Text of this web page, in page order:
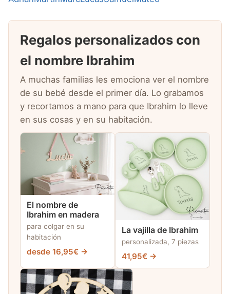
Regalos personalizados con
el nombre Ibrahim
A muchas familias les emociona ver el nombre
de su bebé desde el primer día. Lo grabamos
y recortamos a mano para que Ibrahim lo lleve
en sus cosas y en su habitación.
El nombre de
Ibrahim en madera
para colgar en su
habitación
desde 16,95€ →
La vajilla de Ibrahim
personalizada, 7 piezas
41,95€ →